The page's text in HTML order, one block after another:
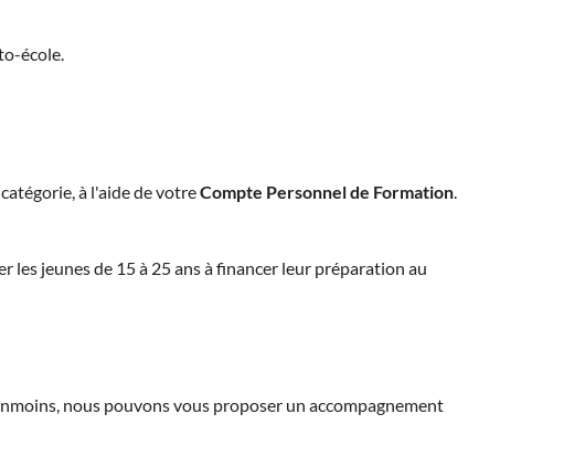
école.
à l'aide de votreCompte Personnel de Formation.
jeunes de 15 à 25 ans à financer leur préparation au
nous pouvons vous proposer un accompagnement